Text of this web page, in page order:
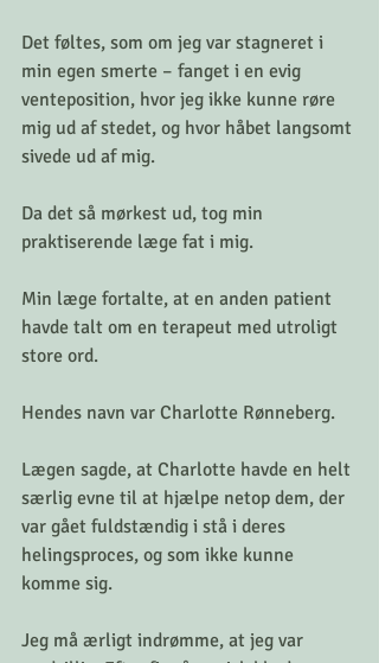
Det føltes, som om jeg var stagneret i
min egen smerte – fanget i en evig
venteposition, hvor jeg ikke kunne røre
mig ud af stedet, og hvor håbet langsomt
sivede ud af mig.
Da det så mørkest ud, tog min
praktiserende læge fat i mig.
Min læge fortalte, at en anden patient
havde talt om en terapeut med utroligt
store ord.
Hendes navn var Charlotte Rønneberg.
Lægen sagde, at Charlotte havde en helt
særlig evne til at hjælpe netop dem, der
var gået fuldstændig i stå i deres
helingsproces, og som ikke kunne
komme sig.
Jeg må ærligt indrømme, at jeg var